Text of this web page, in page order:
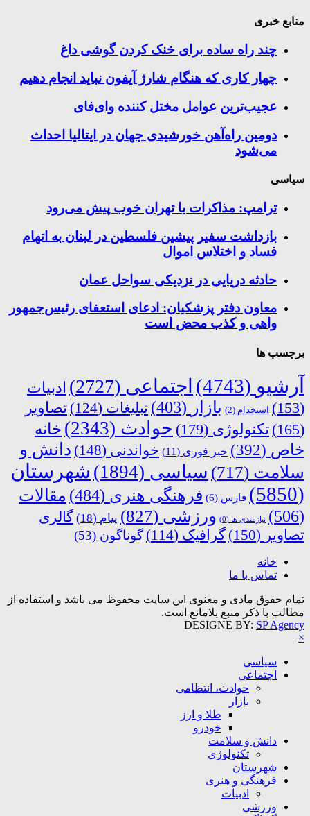
منابع خبری
چند راه‌ ساده برای خنک کردن گوشی داغ
چهار کاری که هنگام شارژ آیفون نباید انجام دهیم
عجیب‌ترین عوامل مختل کننده وای‌فای
دومین راه‌آهن خورشیدی جهان در ایتالیا احداث
می‌شود
سیاسی
ترامپ: مذاکرات با تهران خوب پیش می‌رود
بازداشت سفیر پیشین فلسطین در لبنان به اتهام
فساد و اختلاس اموال
حادثه دریایی در نزدیکی سواحل عمان
معاون دفتر پزشکیان: ادعای استعفای رئیس‌جمهور
واهی و کذب محض است
برچسب ها
آرشیو (4743) اجتماعی (2727)
ادبیات
(153)
استخدام (2) بازار (403) تبلیغات (124)
تصاویر
(165)
تکنولوژی (179) حوادث (2343)
خانه
خاص (392) خبر فوری (11) خواندنی (148)
دانش و
سلامت (717) سیاسی (1894)
شهرستان
(5850)
فارس (6) فرهنگی هنری (484)
مقالات
(506)
نیازمندی ها (0) ورزشی (827) پیام (18)
گالری
تصاویر (150) گرافیک (114) گوناگون (53)
خانه
تماس با ما
تمام حقوق مادی و معنوی این سایت محفوظ می باشد و استفاده از
مطالب با ذکر منبع بلامانع است.
DESIGNE BY: SP Agency
×
سیاسی
اجتماعی
حوادث، انتظامی
بازار
طلا و ارز
خودرو
دانش و سلامت
تکنولوژی
شهرستان
فرهنگی و هنری
ادبیات
ورزشی